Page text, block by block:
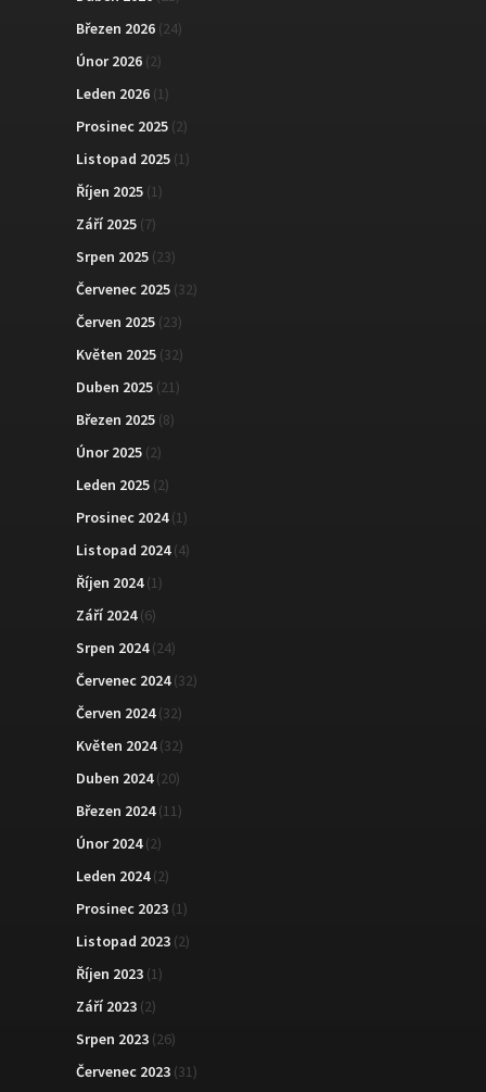
Březen 2026 (24)
Únor 2026 (2)
Leden 2026 (1)
Prosinec 2025 (2)
Listopad 2025 (1)
Říjen 2025 (1)
Září 2025 (7)
Srpen 2025 (23)
Červenec 2025 (32)
Červen 2025 (23)
Květen 2025 (32)
Duben 2025 (21)
Březen 2025 (8)
Únor 2025 (2)
Leden 2025 (2)
Prosinec 2024(1)
Listopad 2024(4)
Říjen 2024(1)
Září 2024(6)
Srpen 2024(24)
Červenec 2024(32)
Červen 2024(32)
Květen 2024(32)
Duben 2024(20)
Březen 2024(11)
Únor 2024(2)
Leden 2024(2)
Prosinec 2023 (1)
Listopad 2023 (2)
Říjen 2023 (1)
Září 2023 (2)
Srpen 2023 (26)
Červenec 2023 (31)